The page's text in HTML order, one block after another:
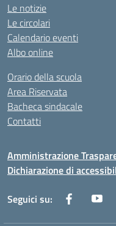
Le notizie
Le circolari
Calendario eventi
Albo online
Orario della scuola
Area Riservata
Bacheca sindacale
Contatti
Amministrazione
Dichiarazione di
Seguici su: